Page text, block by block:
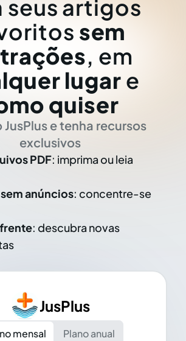
seus artigos
sem
, em
lugar e
quiser
JusPlus e tenha recursos
exclusivos
PDF: imprima ou leia
sem anúncios: concentre-se
: descubra novas
JusPlus
mensal
Plano anual